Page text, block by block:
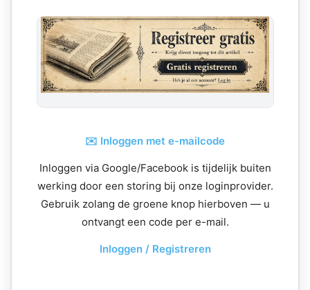
✉️ Inloggen met e-mailcode
Inloggen via Google/Facebook is tijdelijk buiten
werking door een storing bij onze loginprovider.
Gebruik zolang de groene knop hierboven — u
ontvangt een code per e-mail.
Inloggen / Registreren